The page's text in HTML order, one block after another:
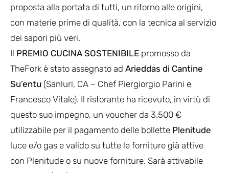
proposta alla portata di tutti, un ritorno alle origini,
con materie prime di qualità, con la tecnica al servizio
dei sapori più veri.
Il PREMIO CUCINA SOSTENIBILE promosso da
TheFork è stato assegnato ad Arieddas di Cantine
Su’entu (Sanluri, CA – Chef Piergiorgio Parini e
Francesco Vitale). Il ristorante ha ricevuto, in virtù di
questo suo impegno, un voucher da 3.500 €
utilizzabile per il pagamento delle bollette Plenitude
luce e/o gas e valido su tutte le forniture già attive
con Plenitude o su nuove forniture. Sarà attivabile